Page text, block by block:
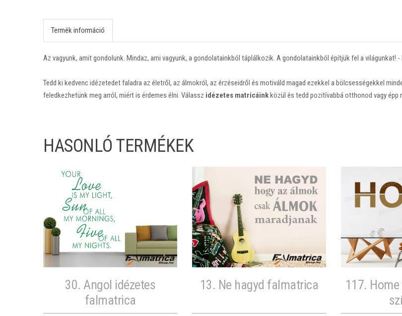
Termék információ
Az vagyunk, amit gondolunk. Mindaz, ami vagyunk, a gondolatainkból táplálkozik. A gondolatainkból építjük fel a világunkat! -
Tedd ki kedvenc idézetedet faladra az életről, az álmokról, az érzéseidről és motiváld magad ezekkel a bölcsességekkel
feledkezhetünk meg arról, miért is érdemes élni. Válassz idézetes matricáinkközül és tedd pozitívabbá otthonod vagy épp
HASONLÓ TERMÉKEK
30. Angol idézetes
falmatrica
13. Ne hagyd falmatrica
117.